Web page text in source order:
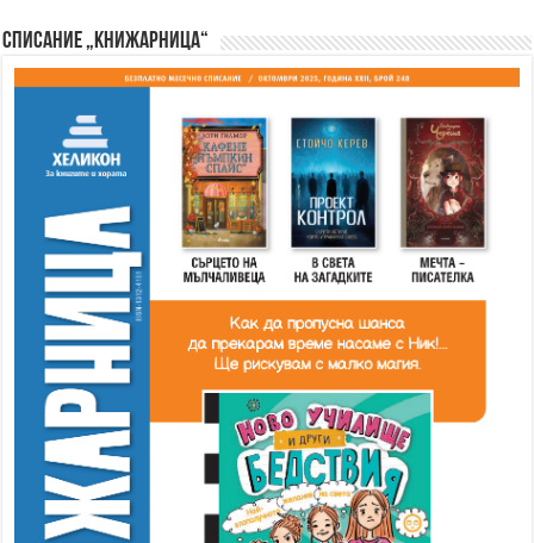
Списание „Книжарница“